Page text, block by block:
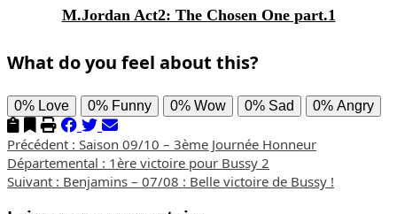
M.Jordan Act2: The Chosen One part.1
What do you feel about this?
0% Love 0% Funny 0% Wow 0% Sad 0% Angry
Navigation
d’article
Précédent : Saison 09/10 – 3ème Journée Honneur
Départemental : 1ère victoire pour Bussy 2
Suivant : Benjamins – 07/08 : Belle victoire de Bussy !